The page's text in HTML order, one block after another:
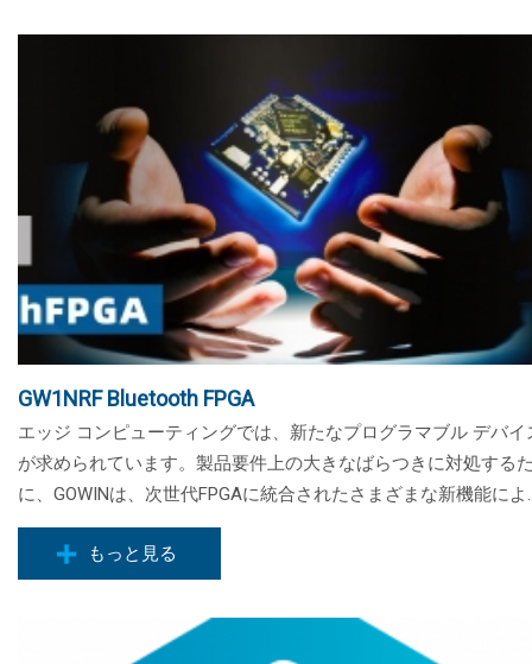
GW1NRF Bluetooth FPGA
エッジ コンピューティングでは、新たなプログラマブル デバイ
が求められています。製品要件上の大きなばらつきに対処する
に、GOWINは、次世代FPGAに統合されたさまざまな新機能によ
もっと見る